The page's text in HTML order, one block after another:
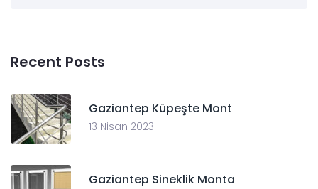
Recent Posts
Gaziantep Küpeşte Mont
13 Nisan 2023
Gaziantep Sineklik Monta